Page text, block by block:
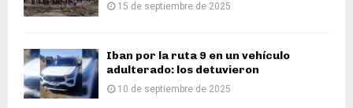
15 de septiembre de 2025
Iban por la ruta 9 en un vehículo
adulterado: los detuvieron
10 de septiembre de 2025